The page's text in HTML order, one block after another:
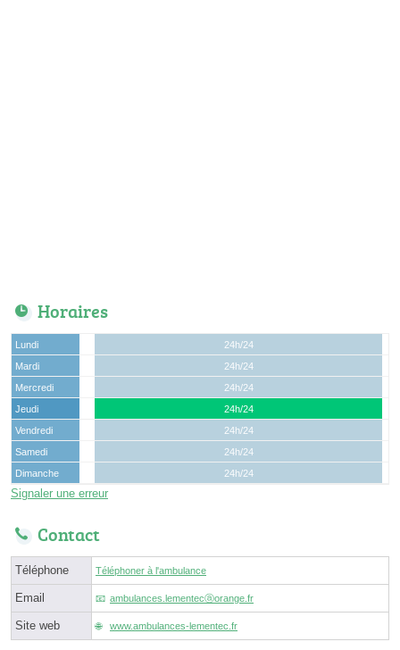
Horaires
Lundi
24h/24
Mardi
24h/24
Mercredi
24h/24
Jeudi
24h/24
Vendredi
24h/24
Samedi
24h/24
Dimanche
24h/24
Signaler une erreur
Contact
Téléphone Téléphoner à l'ambulance
Email ambulances.lementecⓐorange.fr
Site web www.ambulances-lementec.fr